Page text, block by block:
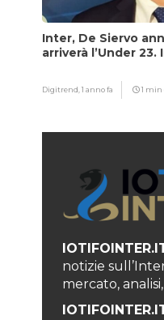
Inter, De Siervo
arriverà l’Under
Digitrend,1 anno fa 1 min
notizie
mercato,